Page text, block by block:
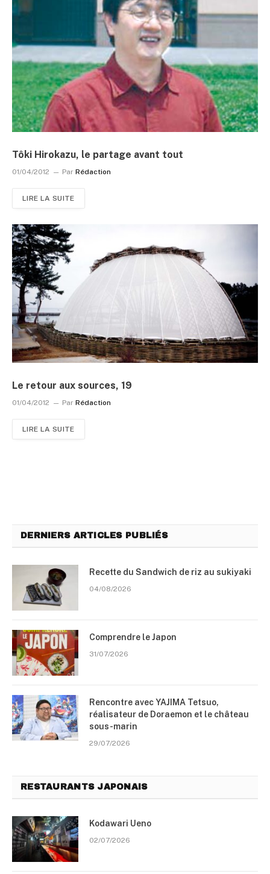
Tôki Hirokazu, le partage avant tout
01/04/2012 Par Rédaction
LIRE LA SUITE
Le retour aux sources, 19
01/04/2012 Par Rédaction
LIRE LA SUITE
DERNIERS ARTICLES PUBLIÉS
Recette du Sandwich de riz au sukiyaki
04/08/2026
Comprendre le Japon
31/07/2026
Rencontre avec YAJIMA Tetsuo,
réalisateur de Doraemon et le château
sous-marin
29/07/2026
RESTAURANTS JAPONAIS
Kodawari Ueno
02/07/2026